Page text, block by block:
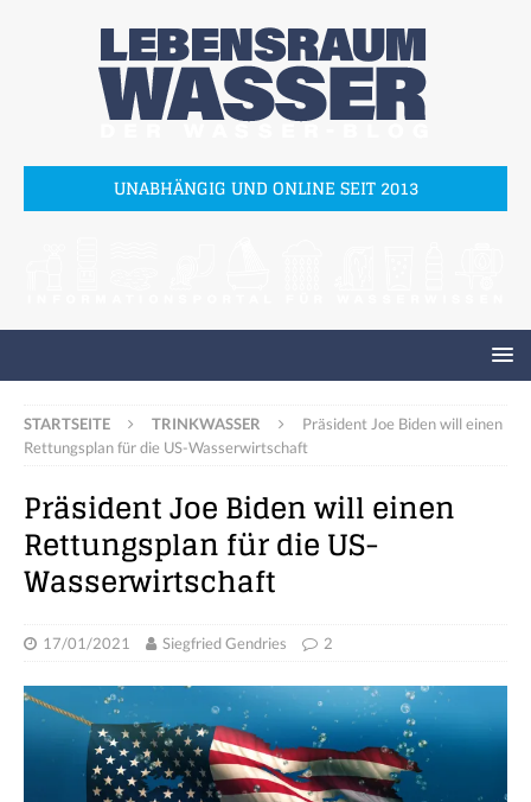
UNABHÄNGIG UND ONLINE SEIT 2013
STARTSEITE TRINKWASSER
Präsident Joe Biden will einen
Rettungsplan für die US-Wasserwirtschaft
Präsident Joe Biden will einen
Rettungsplan für die US-
Wasserwirtschaft
17/01/2021 Siegfried Gendries 2